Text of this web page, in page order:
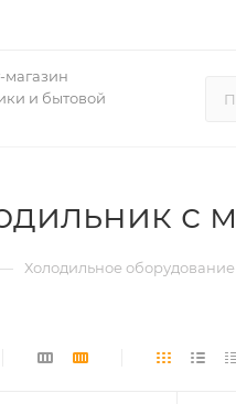
магазин
и бытовой
с
Холодильное оборудование